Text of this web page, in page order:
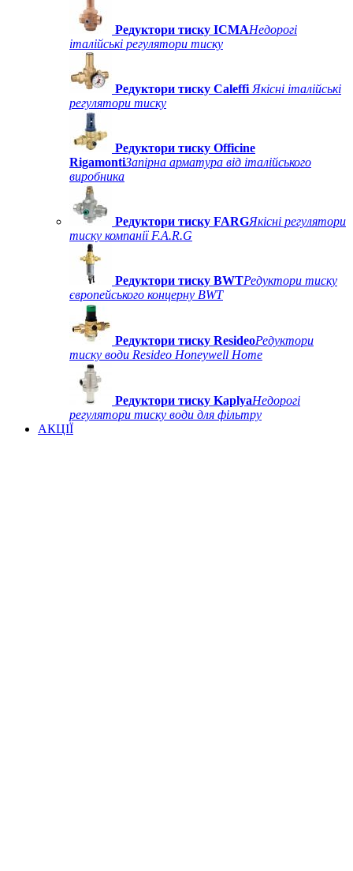
Редуктори тиску ICMAНедорогі
італійські регулятори тиску
Редуктори тиску Caleffi Якісні італійські
регулятори тиску
Редуктори тиску Officine
RigamontiЗапірна арматура від італійського
виробника
Редуктори тиску FARGЯкісні регулятори
тиску компанії F.A.R.G
Редуктори тиску BWTРедуктори тиску
європейського концерну BWT
Редуктори тиску ResideoРедуктори
тиску води Resideo Honeywell Home
Редуктори тиску KaplyaНедорогі
регулятори тиску води для фільтру
АКЦІЇ